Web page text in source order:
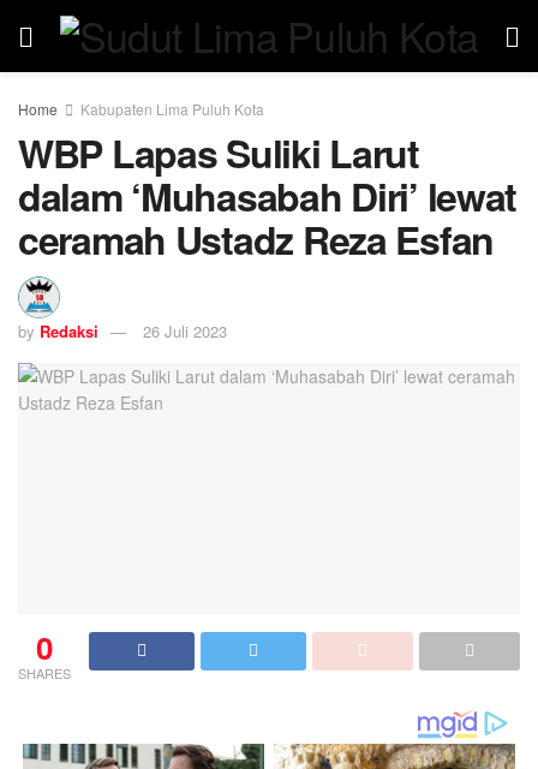
Home Kabupaten Lima Puluh Kota
WBP Lapas Suliki Larut
dalam ‘Muhasabah Diri’ lewat
ceramah Ustadz Reza Esfan
by Redaksi 26 Juli 2023
0
SHARES